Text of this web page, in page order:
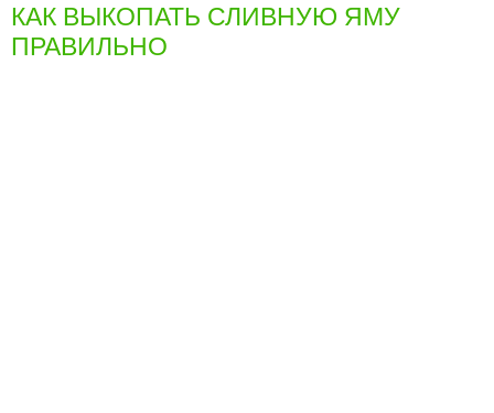
КАК ВЫКОПАТЬ СЛИВНУЮ ЯМУ
ПРАВИЛЬНО